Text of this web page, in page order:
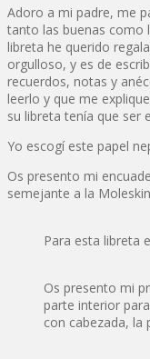
Adoro a mi padre, me
tanto las buenas como
libreta he querido
orgulloso, y es de
recuerdos, notas y
leerlo y que me
su libreta tenía que ser
Yo escogí este papel
Os presento mi
semejante a la
Para esta libreta
Os presento mi
parte interior
con cabezada, la